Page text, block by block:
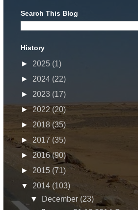
Search This Blog
History
► 2025 (1)
► 2024 (22)
► 2023 (17)
► 2022(20)
► 2018 (35)
► 2017 (35)
► 2016(90)
► 2015 (71)
▼ 2014 (103)
▼
December (23)